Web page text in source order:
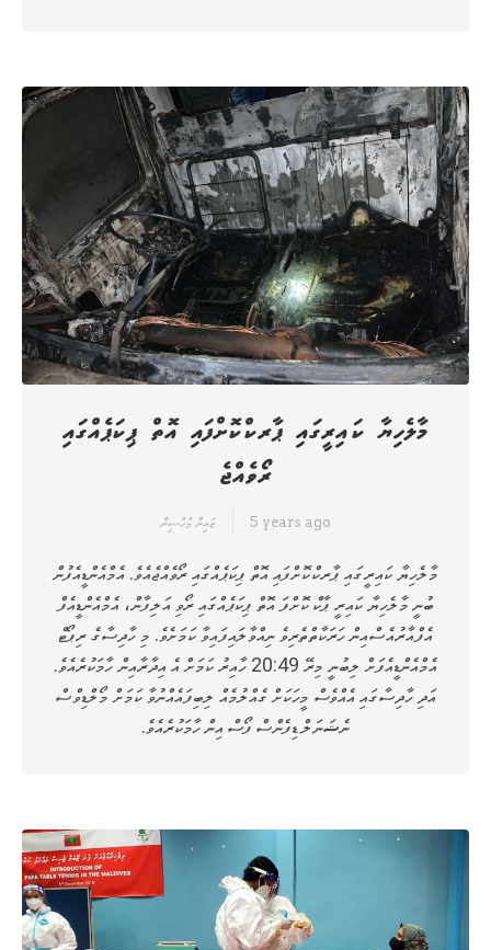
މާލެހިޔާ ކައިރީގައި ޕާރކްކޮށްފައި އޮތް ޕިކަޕެއްގައި
ރޯވެއްޖެ
ޒައިނާ މުހުސިން 5 years ago
މާލެހިޔާ ކައިރީގައި ޕާރކްކޮށްފައި އޮތް ޕިކަޕެއްގައި ރޯވެއްޖެއެވެ. އެމްއެންޑީއެފުން
ބުނީ މާލެހިޔާ ކައިރީ ޕާކް ކޮށްފަ އޮތް ޕިކަޕެއްގައި ރޯވި އަލިފާން، އެމްއެންޑީއެފް
އެފްއާރުއެސްއިން ހަރަކާތްތެރިވެ ނިއްވާލައިފައިވާ ކަމަށެވެ. މި ހާދިސާގެ ރިޕޯޓް
އެމްއެންޑީއެފަށް ލިބުނީ މިރޭ 20:49 ހާއިރު ކަމަށް އެ އިދާރާއިން ހާމަކުރެއެވެ.
އަދި ހާދިސާގައި އެއްވެސް މީހަކަށް ގެއްލުމެއް ލިބިފައެއްނުވާ ކަމަށް މޯލްޑިވްސް
ނެޝަނަލް ޑިފެންސް ފޯސް އިން ހާމަކުރެއެވެ.